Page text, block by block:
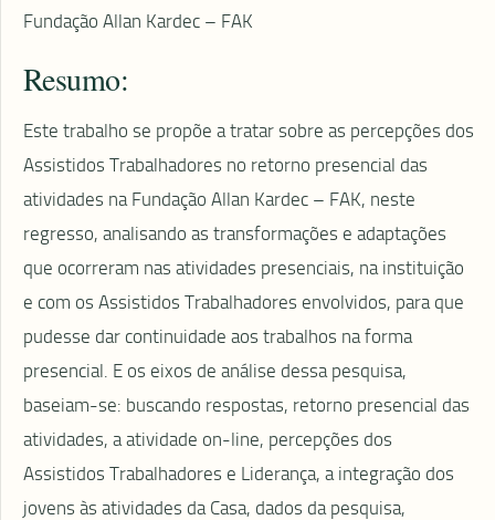
Fundação Allan Kardec – FAK
Resumo:
Este trabalho se propõe a tratar sobre as percepções dos
Assistidos Trabalhadores no retorno presencial das
atividades na Fundação Allan Kardec – FAK, neste
regresso, analisando as transformações e adaptações
que ocorreram nas atividades presenciais, na instituição
e com os Assistidos Trabalhadores envolvidos, para que
pudesse dar continuidade aos trabalhos na forma
presencial. E os eixos de análise dessa pesquisa,
baseiam-se: buscando respostas, retorno presencial das
atividades, a atividade on-line, percepções dos
Assistidos Trabalhadores e Liderança, a integração dos
jovens às atividades da Casa, dados da pesquisa,